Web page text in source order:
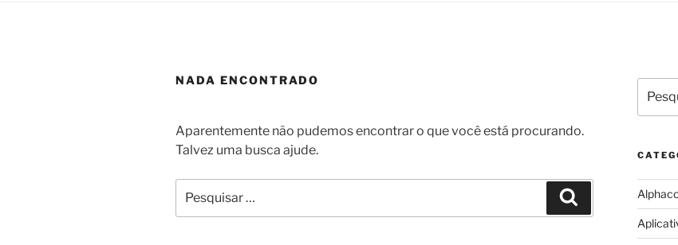
NADA ENCONTRADO
Aparentemente não pudemos encontrar o que você está procurando.
Talvez uma busca ajude.
por:
Pesquisar
por: